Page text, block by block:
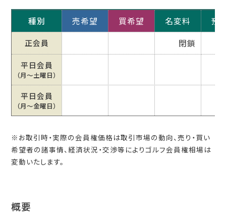
種別 売希望 買希望 名変料 預
正会員 閉鎖
平日会員
（月〜土曜日）
平日会員
（月〜金曜日）
※お取引時・実際の会員権価格は取引市場の動向、売り・買い
希望者の諸事情、経済状況・交渉等によりゴルフ会員権相場は
変動いたします。
概要